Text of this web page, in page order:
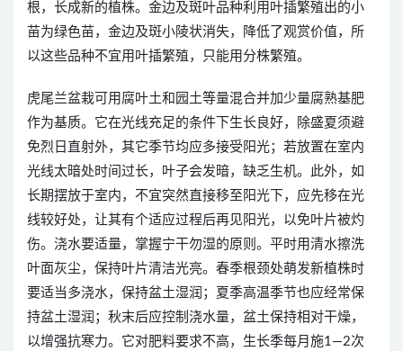
根，长成新的植株。金边及斑叶品种利用叶插繁殖出的小
苗为绿色苗，金边及斑小陵状消失，降低了观赏价值，所
以这些品种不宜用叶插繁殖，只能用分株繁殖。
虎尾兰盆栽可用腐叶土和园土等量混合并加少量腐熟基肥
作为基质。它在光线充足的条件下生长良好，除盛夏须避
免烈日直射外，其它季节均应多接受阳光；若放置在室内
光线太暗处时间过长，叶子会发暗，缺乏生机。此外，如
长期摆放于室内，不宜突然直接移至阳光下，应先移在光
线较好处，让其有个适应过程后再见阳光，以免叶片被灼
伤。浇水要适量，掌握宁干勿湿的原则。平时用清水擦洗
叶面灰尘，保持叶片清洁光亮。春季根颈处萌发新植株时
要适当多浇水，保持盆土湿润；夏季高温季节也应经常保
持盆土湿润；秋末后应控制浇水量，盆土保持相对干燥，
以增强抗寒力。它对肥料要求不高，生长季每月施1—2次